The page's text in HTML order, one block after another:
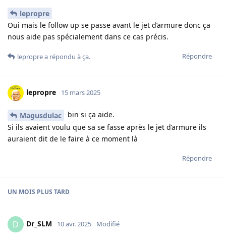
lepropre
Oui mais le follow up se passe avant le jet d’armure donc ça
nous aide pas spécialement dans ce cas précis.
Répondre
leproprea répondu à ça.
lepropre 15 mars 2025
Magusdulac
bin si ça aide.
Si ils avaient voulu que sa se fasse après le jet d’armure ils
auraient dit de le faire à ce moment là
Répondre
UN MOIS PLUS TARD
D Dr_SLM 10 avr. 2025 Modifié